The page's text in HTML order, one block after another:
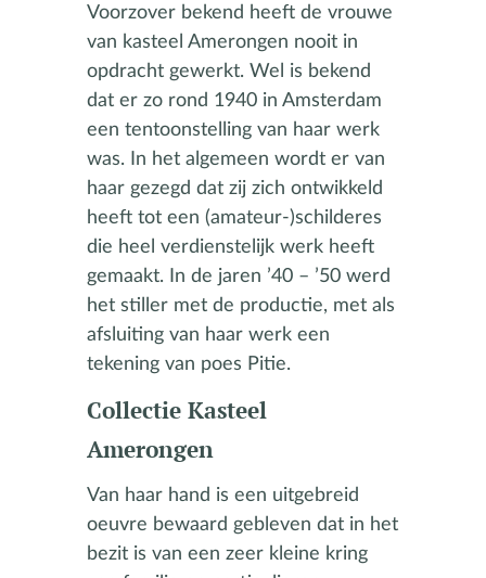
Voorzover bekend heeft de vrouwe
van kasteel Amerongen nooit in
opdracht gewerkt. Wel is bekend
dat er zo rond 1940 in Amsterdam
een tentoonstelling van haar werk
was. In het algemeen wordt er van
haar gezegd dat zij zich ontwikkeld
heeft tot een (amateur-)schilderes
die heel verdienstelijk werk heeft
gemaakt. In de jaren ’40 – ’50 werd
het stiller met de productie, met als
afsluiting van haar werk een
tekening van poes Pitie.
Collectie Kasteel
Amerongen
Van haar hand is een uitgebreid
oeuvre bewaard gebleven dat in het
bezit is van een zeer kleine kring